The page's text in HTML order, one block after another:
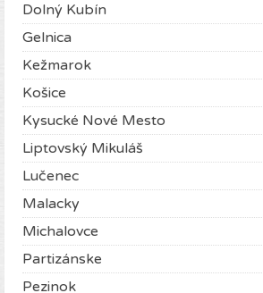
Dolný Kubín
Gelnica
Kežmarok
Košice
Kysucké Nové Mesto
Liptovský Mikuláš
Lučenec
Malacky
Michalovce
Partizánske
Pezinok